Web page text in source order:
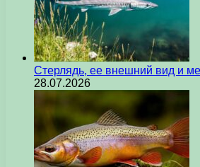
Стерлядь, ее внешний вид и
28.07.2026